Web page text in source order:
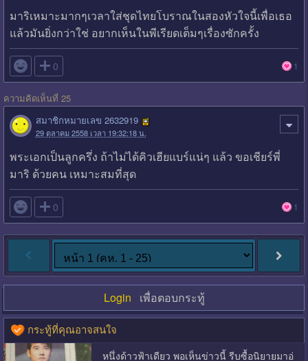
มาริเหมาะมากๆเวลาใส่ชุดไทยโบราณในสองหัวใจนี้เพื่อเธอ
แล้วมันยิ่งกว่าใช่ อยากเห็นในพีเรียดเต็มๆเรื่องซักครั้ง
 0 1
ความคิดเห็นที่ 25
สมาชิกหมายเลข 2632919
29 ตุลาคม 2558 เวลา 19:32:18 น.
พระเอกเป็นลูกครึ่ง ถ้าไม่ได้คิวเฮียแบร์แน่ๆ แล้ว ขอเชียร์พี่
มาริ ด้วยคน เหมาะสมที่สุด
 0 1
Login เพื่อตอบกระทู้
กระทู้ที่คุณอาจสนใจ
หนึ่งด้าวฟ้าเดียว พอเห็นข่าวนี้ รีบซื้อนิยายมาอ่